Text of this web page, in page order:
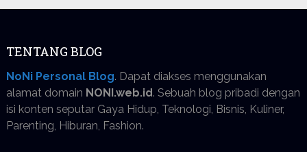
TENTANG BLOG
NoNi Personal Blog. Dapat diakses menggunakan
alamat domain NONI.web.id. Sebuah blog pribadi dengan
isi konten seputar Gaya Hidup, Teknologi, Bisnis, Kuliner,
Parenting, Hiburan, Fashion.